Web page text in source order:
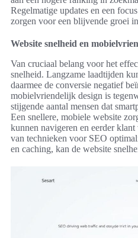
Regelmatige updates en een
zorgen voor een blijvende groei
Website snelheid en
Van cruciaal belang voor het
snelheid. Langzame laadtijden
daarmee de conversie negatief
mobielvriendelijk design is
stijgende aantal mensen dat
Een snellere, mobiele website
kunnen navigeren en eerder
van technieken voor SEO
en caching, kan de website